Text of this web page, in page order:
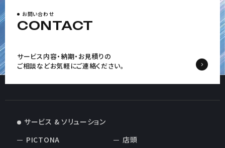
お問い合わせ
CONTACT
サービス内容・納期・お見積りの
ご相談などお気軽にご連絡ください。
サービス & ソリューション
PICTONA
店頭